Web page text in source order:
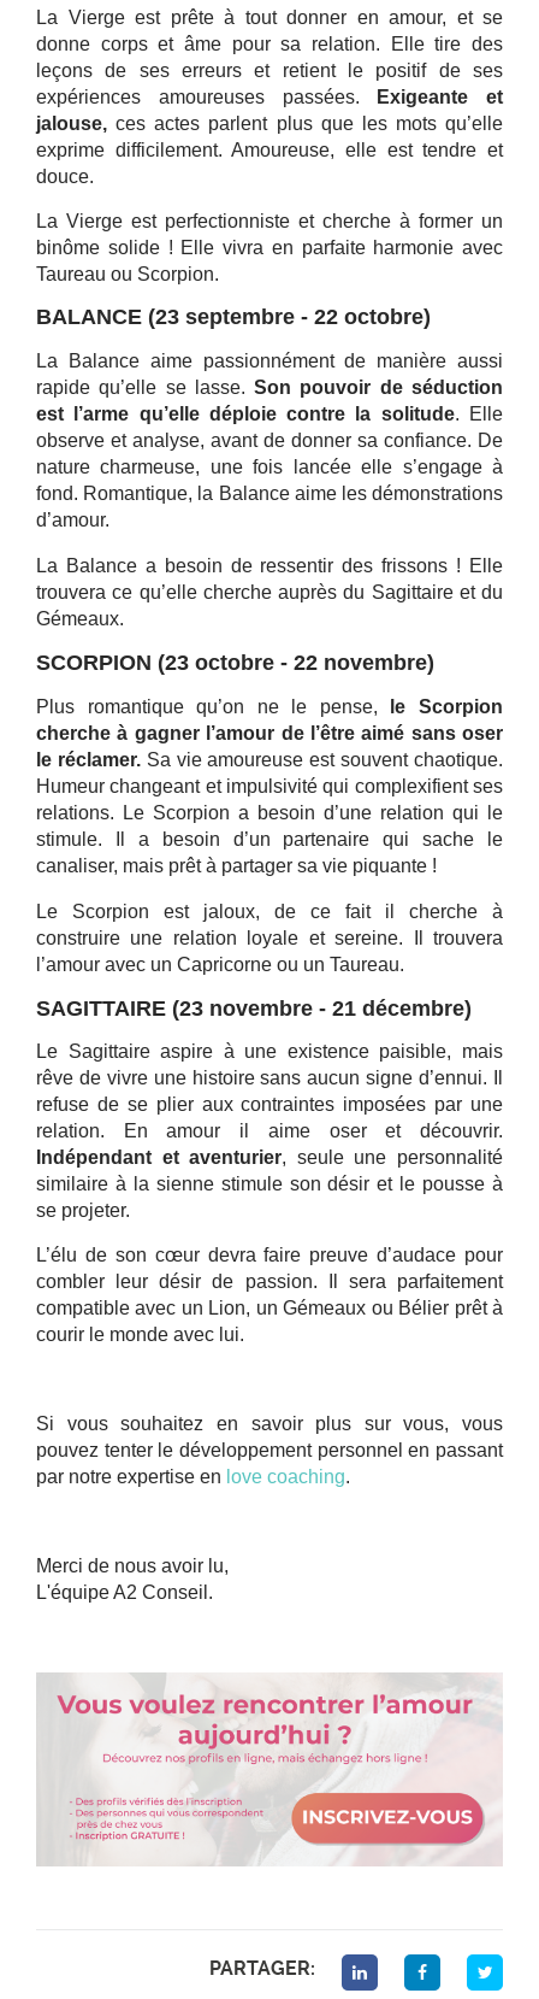
La Vierge est prête à tout donner en amour, et se
donne corps et âme pour sa relation. Elle tire des
leçons de ses erreurs et retient le positif de ses
expériences amoureuses passées.
Exigeante et
jalouse, ces actes parlent plus que les mots qu’elle
exprime difficilement. Amoureuse, elle est tendre et
douce.
La Vierge est perfectionniste et cherche à former un
binôme solide ! Elle vivra en parfaite harmonie avec
Taureau ou Scorpion.
BALANCE (23 septembre - 22 octobre)
La Balance aime passionnément de manière aussi
rapide qu’elle se lasse.Son pouvoir de séduction
est l’arme qu’elle déploie contre la solitude. Elle
observe et analyse, avant de donner sa confiance. De
nature charmeuse, une fois lancée elle s’engage à
fond. Romantique, la Balance aime les démonstrations
d’amour.
La Balance a besoin de ressentir des frissons ! Elle
trouvera ce qu’elle cherche auprès du Sagittaire et du
Gémeaux.
SCORPION (23 octobre - 22 novembre)
Plus romantique qu’on ne le pense,
le Scorpion
cherche à gagner l’amour de l’être aimé sans oser
le réclamer.Sa vie amoureuse est souvent chaotique.
Humeur changeant et impulsivité qui complexifient ses
relations. Le Scorpion a besoin d’une relation qui le
stimule. Il a besoin d’un partenaire qui sache le
canaliser, mais prêt à partager sa vie piquante !
Le Scorpion est jaloux, de ce fait il cherche à
construire une relation loyale et sereine. Il trouvera
l’amour avec un Capricorne ou un Taureau.
SAGITTAIRE (23 novembre - 21 décembre)
Le Sagittaire aspire à une existence paisible, mais
rêve de vivre une histoire sans aucun signe d’ennui. Il
refuse de se plier aux contraintes imposées par une
relation. En amour il aime oser et découvrir.
Indépendant et aventurier, seule une personnalité
similaire à la sienne stimule son désir et le pousse à
se projeter.
L’élu de son cœur devra faire preuve d’audace pour
combler leur désir de passion. Il sera parfaitement
compatible avec un Lion, un Gémeaux ou Bélier prêt à
courir le monde avec lui.
Si vous souhaitez en savoir plus sur vous, vous
pouvez tenter le développement personnel en passant
par notre expertise en love coaching.
Merci de nous avoir lu,
L'équipe A2 Conseil.
PARTAGER: